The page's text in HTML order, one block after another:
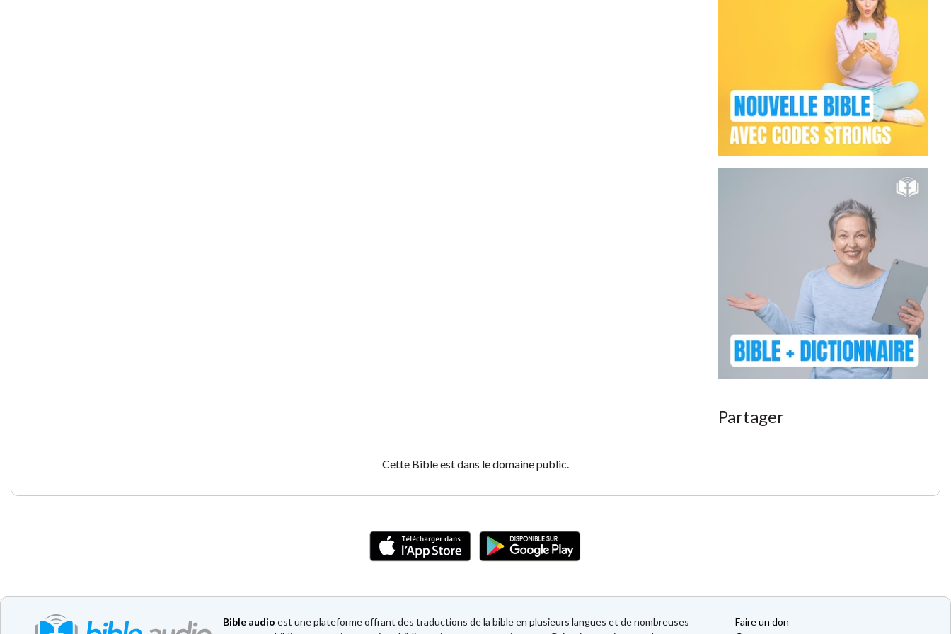
Partager
Cette Bible est dans le domaine public.
Bible audio est une plateforme offrant des traductions de la bible en plusieurs langues et de nombreuses
Faire un don